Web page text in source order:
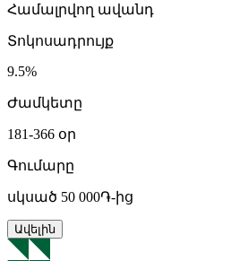
Համալրվող ավանդ
Տոկոսադրույք
9.5%
Ժամկետը
181-366 օր
Գումարը
սկսած 50 000֏-ից
Ավելին